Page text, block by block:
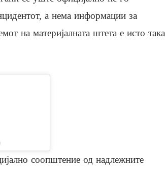
а нема информации за
на материјалната штета е исто така
соопштение од надлежните